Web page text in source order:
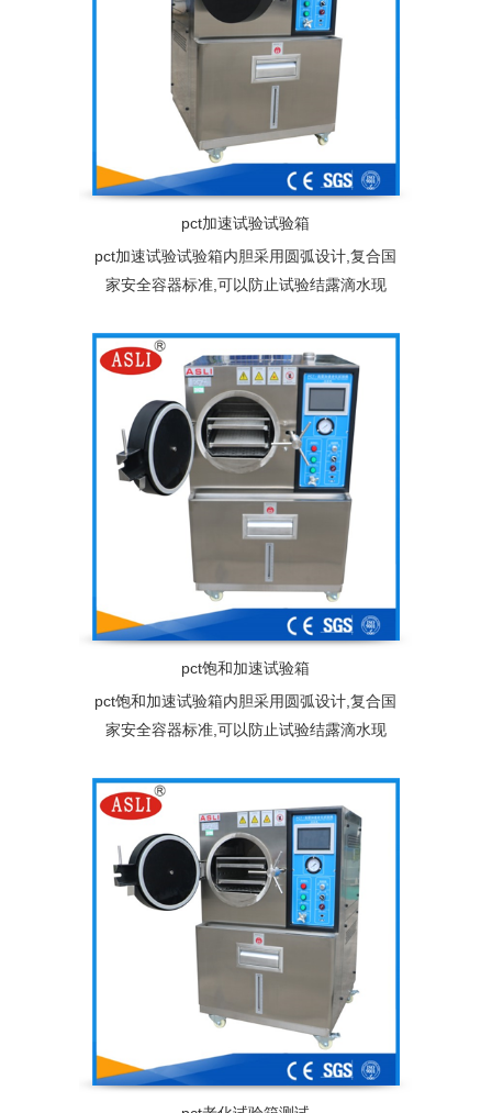
pct加速试验试验箱
pct加速试验试验箱内胆采用圆弧设计,复合国
家安全容器标准,可以防止试验结露滴水现
直接冲击影响试验结果。配备双层不锈钢产
品架,也可根据客户产品规格尺寸免费量身定
制专用产品架。
pct饱和加速试验箱
pct饱和加速试验箱内胆采用圆弧设计,复合国
家安全容器标准,可以防止试验结露滴水现
直接冲击影响试验结果。配备双层不锈钢产
品架,也可根据客户产品规格尺寸免费量身定
制专用产品架